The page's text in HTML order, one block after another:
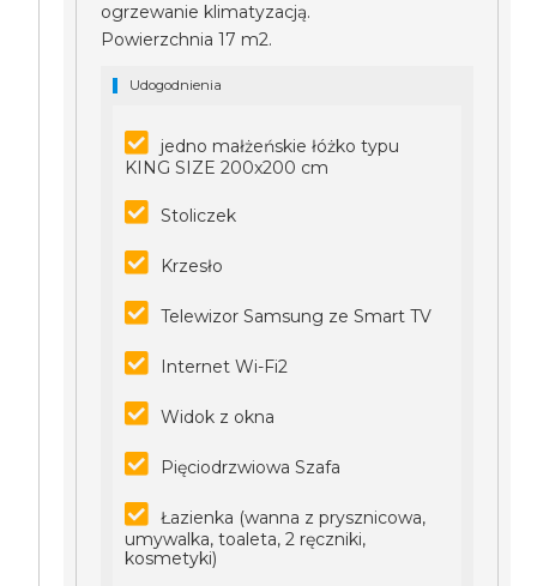
ogrzewanie klimatyzacją.
Powierzchnia 17 m2.
Udogodnienia
jedno małżeńskie łóżko typu
KING SIZE 200x200 cm
Stoliczek
Krzesło
Telewizor Samsung ze Smart TV
Internet Wi-Fi2
Widok z okna
Pięciodrzwiowa Szafa
Łazienka (wanna z prysznicowa,
umywalka, toaleta, 2 ręczniki,
kosmetyki)